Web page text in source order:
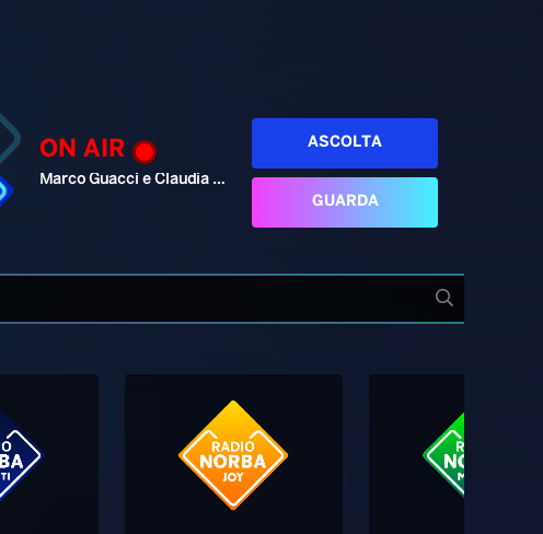
ON AIR
Marco Guacci e Claudia Cesaroni
ASCOLTA
GUARDA